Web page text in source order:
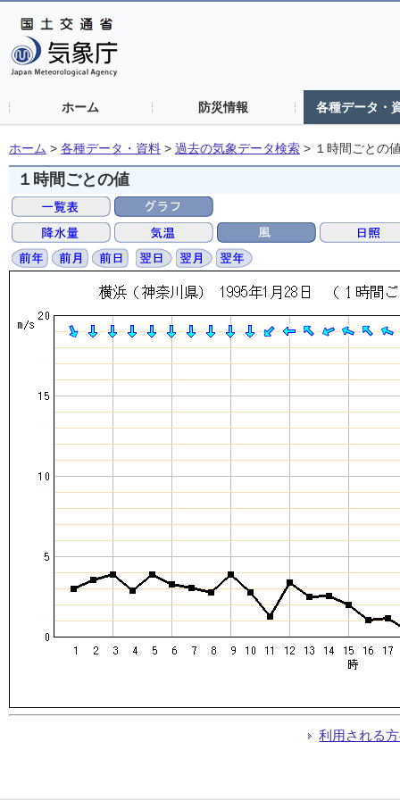
ホーム 防災情報 各種データ・
ホーム > 各種データ・資料 > 過去の気象データ検索 > １時間ごとの
１時間ごとの値
利用される